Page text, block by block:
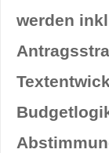
werden